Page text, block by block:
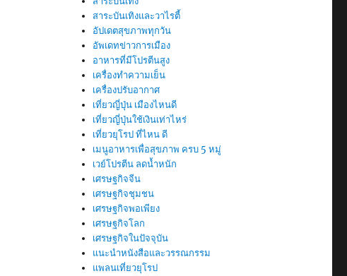
สาระบันเทิงและวาไรตี้
อัปเดตสุขภาพทุกวัน
อัพเดทข่าวการเมือง
อาหารที่มีโปรตีนสูง
เครื่องทำความเย็น
เครื่องปรับอากาศ
เที่ยวญี่ปุ่น เมืองไหนดี
เที่ยวญี่ปุ่นใช้เงินเท่าไหร่
เที่ยวยุโรป ที่ไหน ดี
เมนูอาหารเพื่อสุขภาพ ครบ 5 หมู่
เวย์โปรตีน ลดน้ำหนัก
เศรษฐกิจจีน
เศรษฐกิจชุมชน
เศรษฐกิจพอเพียง
เศรษฐกิจโลก
เศรษฐกิจในปัจจุบัน
แนะนำหนังสือและวรรณกรรม
แพลนเที่ยวยุโรป